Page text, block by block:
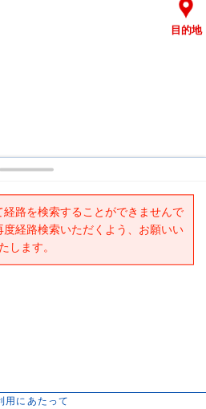
目的地
路を検索することができませんで
度経路検索いただくよう、お願いい
たします。
用にあたって